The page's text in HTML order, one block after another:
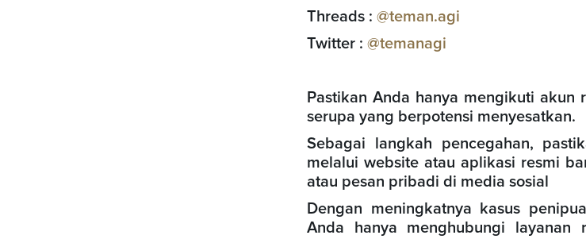
Threads : @teman.agi
Twitter : @temanagi
Pastikan Anda hanya mengikuti
serupa yang berpotensi menyesatkan.
Sebagai langkah pencegahan,
melalui website atau aplikasi resmi
atau pesan pribadi di media sosial
Dengan meningkatnya kasus
Anda hanya menghubungi